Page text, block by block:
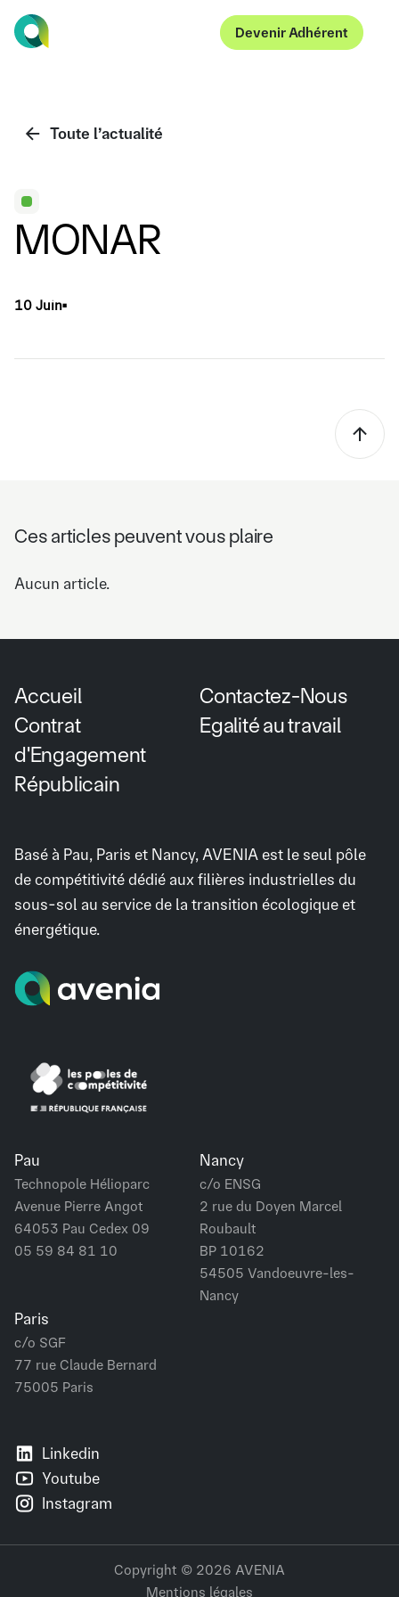
Devenir Adhérent
Toute l’actualité
MONAR
10 Juin▪
Ces articles peuvent vous plaire
Aucun article.
Accueil
Contactez-Nous
Contrat
d'Engagement
Républicain
Egalité au travail
Basé à Pau, Paris et Nancy, AVENIA est le seul pôle
de compétitivité dédié aux filières industrielles du
sous-sol au service de la transition écologique et
énergétique.
Pau
Technopole Hélioparc
Avenue Pierre Angot
64053 Pau Cedex 09
05 59 84 81 10
Nancy
c/o ENSG
2 rue du Doyen Marcel
Roubault
BP 10162
54505 Vandoeuvre-les-
Nancy
Paris
c/o SGF
77 rue Claude Bernard
75005 Paris
Linkedin
Youtube
Instagram
Copyright © 2026 AVENIA
Mentions légales